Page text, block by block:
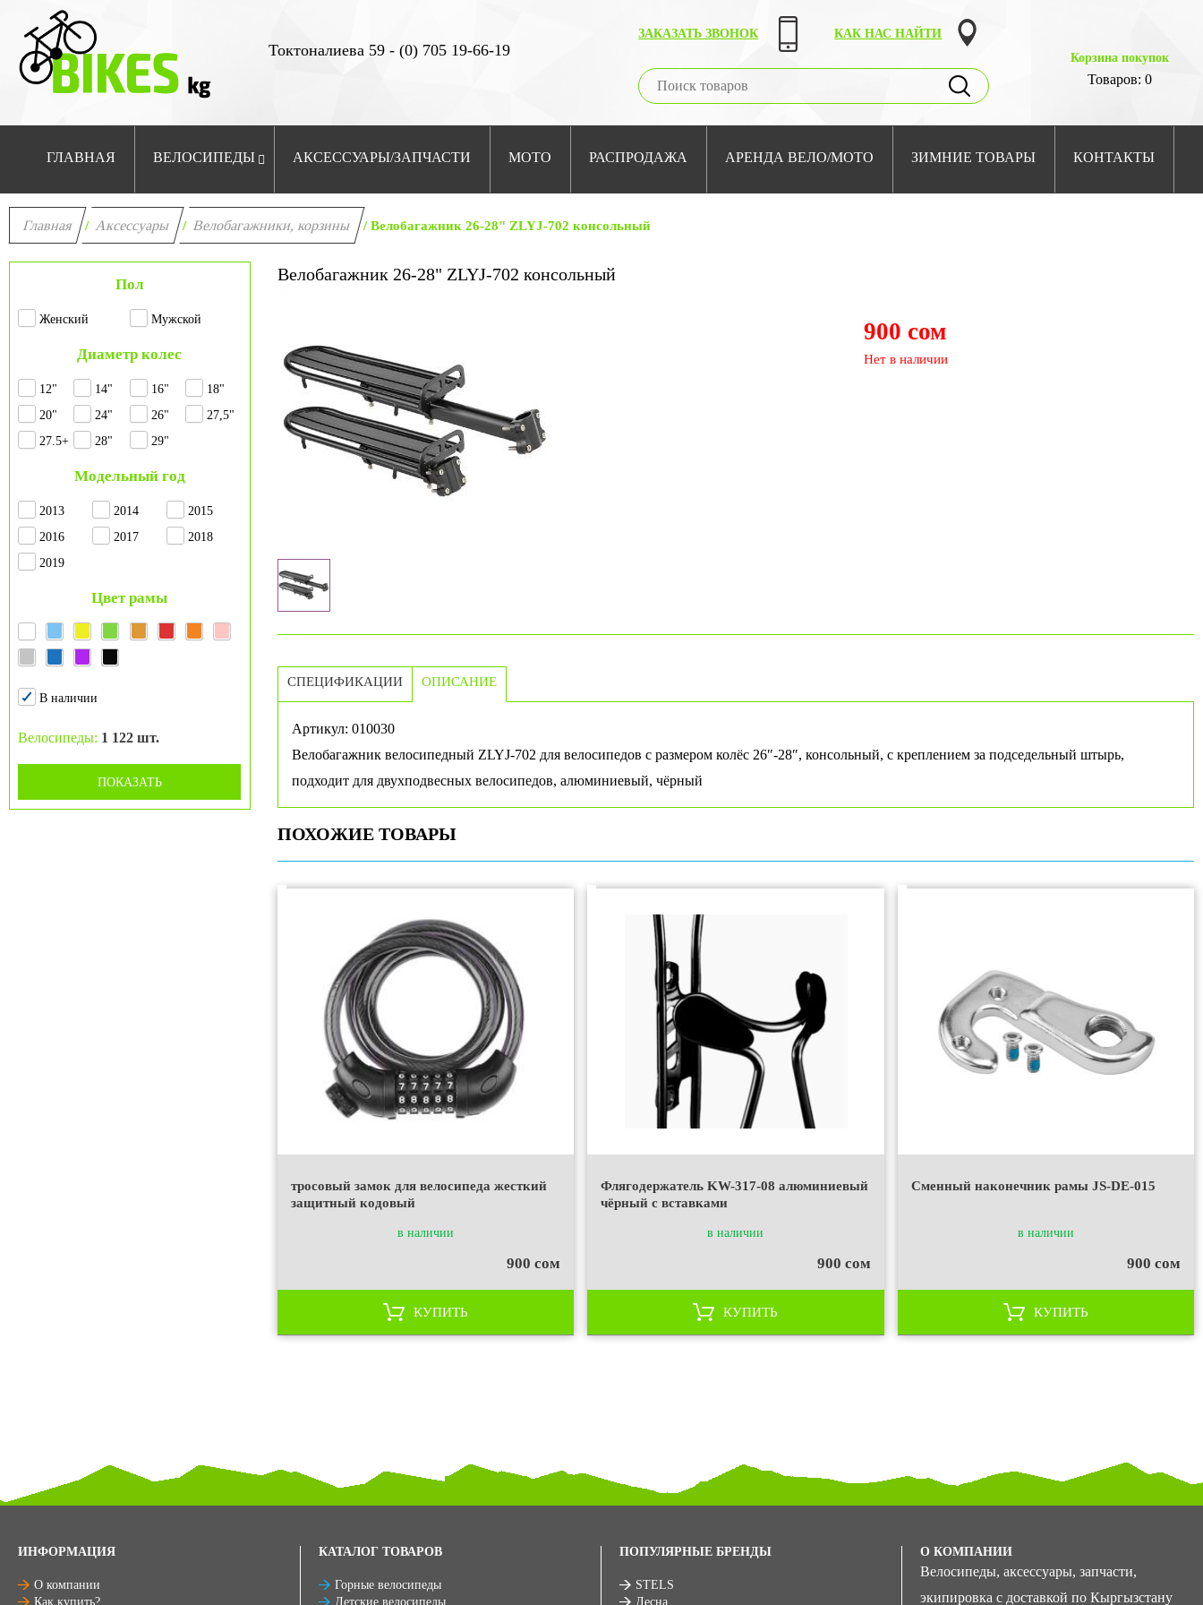
Токтоналиева 59 - (0) 705 19-66-19
ЗАКАЗАТЬ ЗВОНОК
КАК НАС НАЙТИ
Корзина покупок
Товаров: 0
ГЛАВНАЯ ВЕЛОСИПЕДЫ АКСЕССУАРЫ/ЗАПЧАСТИ МОТО РАСПРОДАЖА АРЕНДА ВЕЛО/МОТО ЗИМНИЕ ТОВАРЫ КОНТАКТЫ
Главная / Аксессуары / Велобагажники, корзины / Велобагажник 26-28" ZLYJ-702 консольный
Пол
Женский Мужской
Диаметр колес
12" 14" 16"
18"
20"
24" 26"
27,5"
27.5+
28" 29"
Модельный год
2013 2014
2015
2016
2017
2018
2019
Цвет рамы
В наличии
Велосипеды: 1 122 шт.
ПОКАЗАТЬ
Велобагажник 26-28" ZLYJ-702 консольный
900 сом
Нет в наличии
СПЕЦИФИКАЦИИ ОПИСАНИЕ
Артикул: 010030
Велобагажник велосипедный ZLYJ-702 для велосипедов с размером колёс 26″-28″, консольный, с креплением за подседельный штырь,
подходит для двухподвесных велосипедов, алюминиевый, чёрный
ПОХОЖИЕ ТОВАРЫ
тросовый замок для велосипеда жесткий
защитный кодовый
в наличии
900 сом
КУПИТЬ
Флягодержатель KW-317-08 алюминиевый
чёрный с вставками
в наличии
900 сом
КУПИТЬ
Сменный наконечник рамы JS-DE-015
в наличии
900 сом
КУПИТЬ
ИНФОРМАЦИЯ
О компании
Как купить?
КАТАЛОГ ТОВАРОВ
Горные велосипеды
Детские велосипеды
ПОПУЛЯРНЫЕ БРЕНДЫ
STELS
Десна
О КОМПАНИИ
Велосипеды, аксессуары, запчасти,
экипировка с доставкой по Кыргызстану